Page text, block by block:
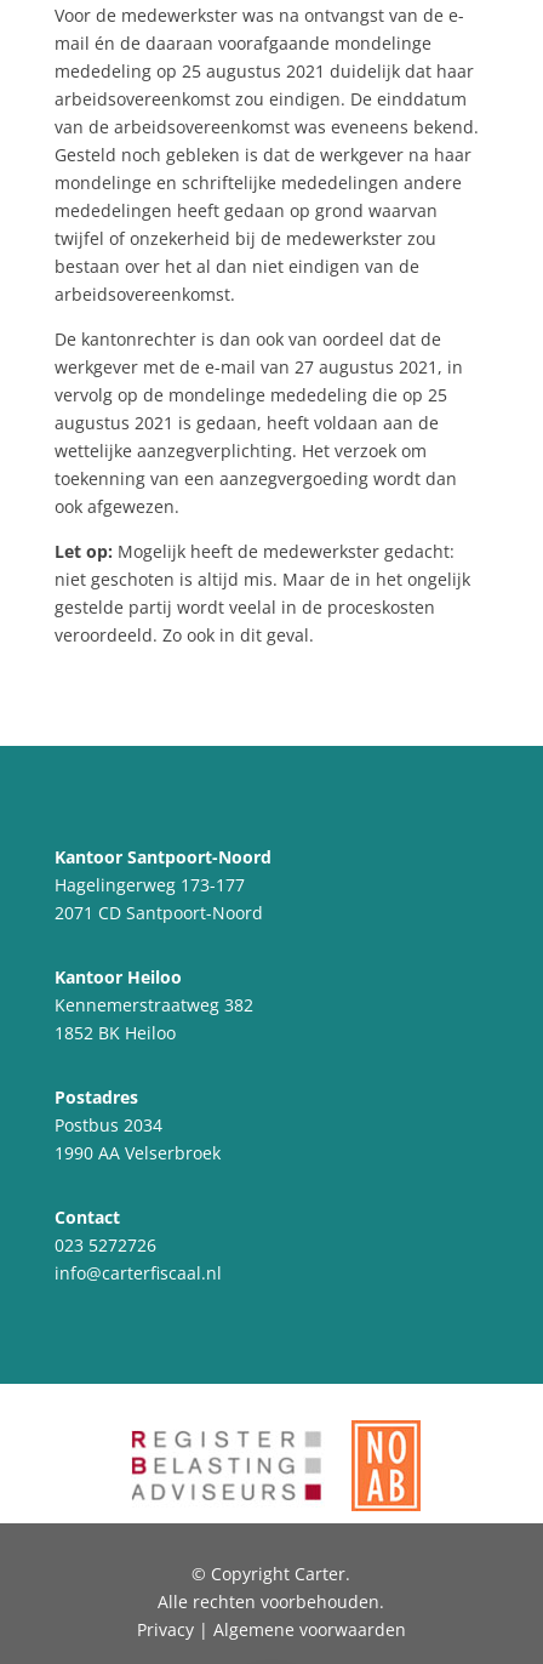
Voor de medewerkster was na ontvangst van de e-
mail én de daaraan voorafgaande mondelinge
mededeling op 25 augustus 2021 duidelijk dat haar
arbeidsovereenkomst zou eindigen. De einddatum
van de arbeidsovereenkomst was eveneens bekend.
Gesteld noch gebleken is dat de werkgever na haar
mondelinge en schriftelijke mededelingen andere
mededelingen heeft gedaan op grond waarvan
twijfel of onzekerheid bij de medewerkster zou
bestaan over het al dan niet eindigen van de
arbeidsovereenkomst.
De kantonrechter is dan ook van oordeel dat de
werkgever met de e-mail van 27 augustus 2021, in
vervolg op de mondelinge mededeling die op 25
augustus 2021 is gedaan, heeft voldaan aan de
wettelijke aanzegverplichting. Het verzoek om
toekenning van een aanzegvergoeding wordt dan
ook afgewezen.
Let op: Mogelijk heeft de medewerkster gedacht:
niet geschoten is altijd mis. Maar de in het ongelijk
gestelde partij wordt veelal in de proceskosten
veroordeeld. Zo ook in dit geval.
Kantoor Santpoort-Noord
Hagelingerweg 173-177
2071 CD Santpoort-Noord
Kantoor Heiloo
Kennemerstraatweg 382
1852 BK Heiloo
Postadres
Postbus 2034
1990 AA Velserbroek
Contact
023 5272726
info@carterfiscaal.nl
© Copyright Carter.
Alle rechten voorbehouden.
Privacy | Algemene voorwaarden